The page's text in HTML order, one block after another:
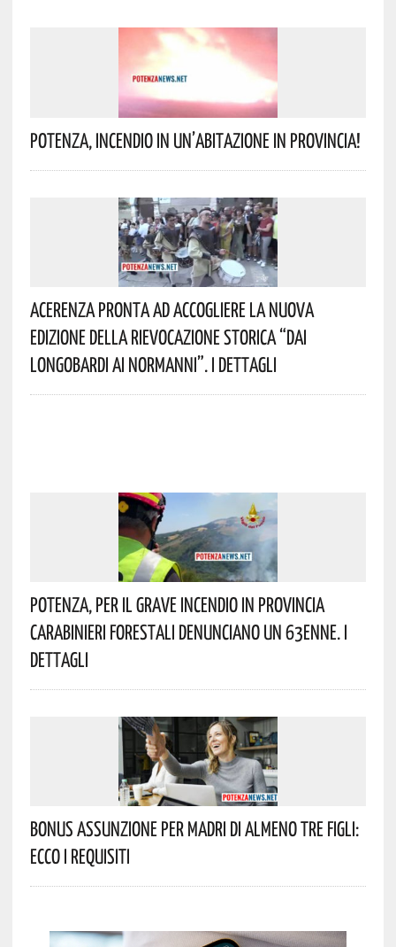
Potenza, Incendio In Un’abitazione In Provincia!
Acerenza Pronta Ad Accogliere La Nuova
Edizione Della Rievocazione Storica “Dai
Longobardi Ai Normanni”. I Dettagli
Potenza, Per Il Grave Incendio In Provincia
Carabinieri Forestali Denunciano Un 63enne. I
Dettagli
Bonus Assunzione Per Madri Di Almeno Tre Figli:
Ecco I Requisiti